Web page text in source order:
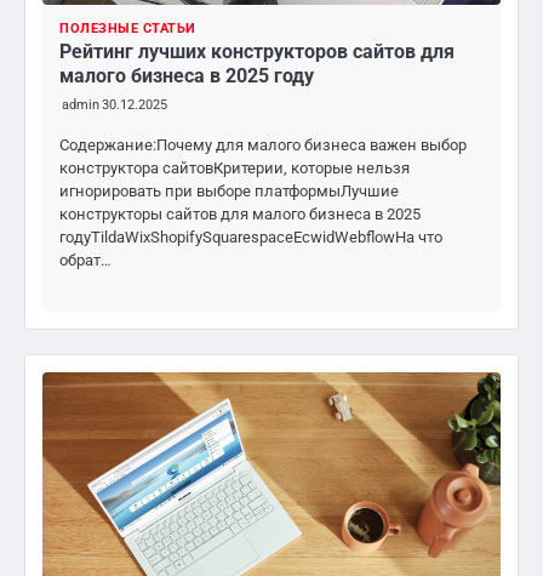
ПОЛЕЗНЫЕ СТАТЬИ
Рейтинг лучших конструкторов сайтов для
малого бизнеса в 2025 году
admin30.12.2025
Содержание:Почему для малого бизнеса важен выбор
конструктора сайтовКритерии, которые нельзя
игнорировать при выборе платформыЛучшие
конструкторы сайтов для малого бизнеса в 2025
годуTildaWixShopifySquarespaceEcwidWebflowНа что
обрат…